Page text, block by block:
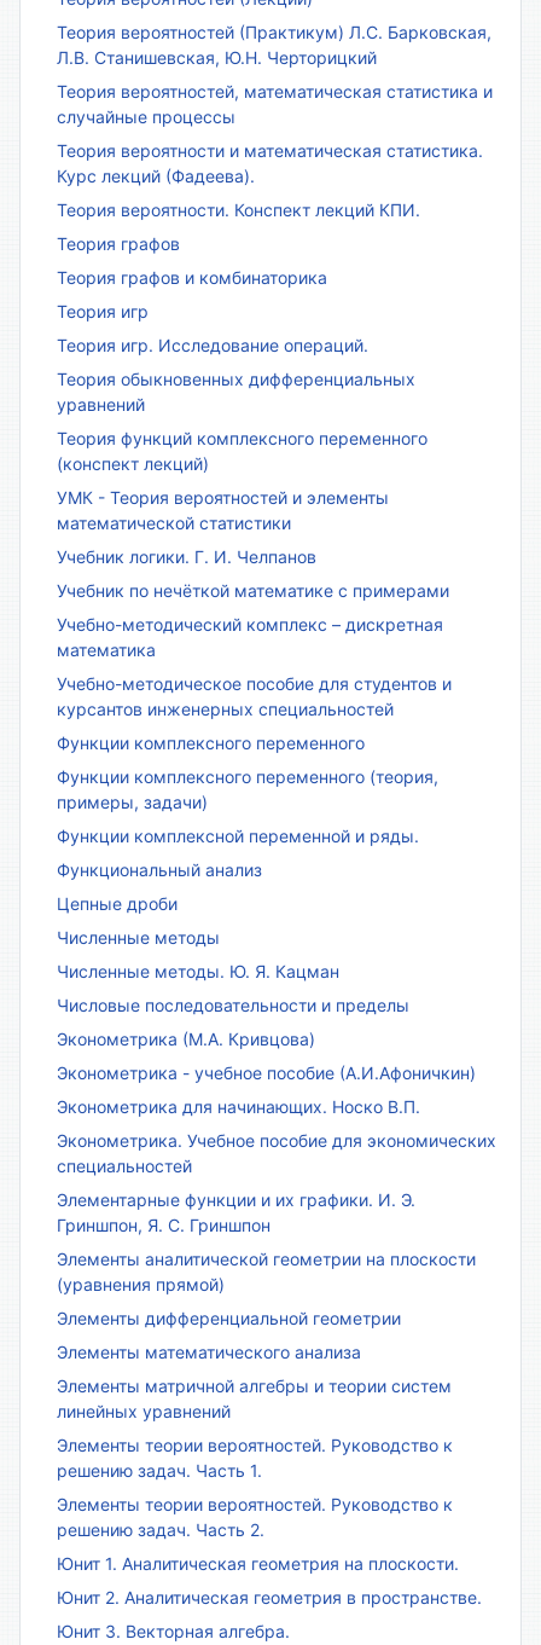
Теория вероятностей (Практикум) Л.С. Барковская,
Л.В. Станишевская, Ю.Н. Черторицкий
Теория вероятностей, математическая статистика и
случайные процессы
Теория вероятности и математическая статистика.
Курс лекций (Фадеева).
Теория вероятности. Конспект лекций КПИ.
Теория графов
Теория графов и комбинаторика
Теория игр
Теория игр. Исследование операций.
Теория обыкновенных дифференциальных
уравнений
Теория функций комплексного переменного
(конспект лекций)
УМК - Теория вероятностей и элементы
математической статистики
Учебник логики. Г. И. Челпанов
Учебник по нечёткой математике с примерами
Учебно-методический комплекс – дискретная
математика
Учебно-методическое пособие для студентов и
курсантов инженерных специальностей
Функции комплексного переменного
Функции комплексного переменного (теория,
примеры, задачи)
Функции комплексной переменной и ряды.
Функциональный анализ
Цепные дроби
Численные методы
Численные методы. Ю. Я. Кацман
Числовые последовательности и пределы
Эконометрика (М.А. Кривцова)
Эконометрика - учебное пособие (А.И.Афоничкин)
Эконометрика для начинающих. Носко В.П.
Эконометрика. Учебное пособие для экономических
специальностей
Элементарные функции и их графики. И. Э.
Гриншпон, Я. С. Гриншпон
Элементы аналитической геометрии на плоскости
(уравнения прямой)
Элементы дифференциальной геометрии
Элементы математического анализа
Элементы матричной алгебры и теории систем
линейных уравнений
Элементы теории вероятностей. Руководство к
решению задач. Часть 1.
Элементы теории вероятностей. Руководство к
решению задач. Часть 2.
Юнит 1. Аналитическая геометрия на плоскости.
Юнит 2. Аналитическая геометрия в пространстве.
Юнит 3. Векторная алгебра.